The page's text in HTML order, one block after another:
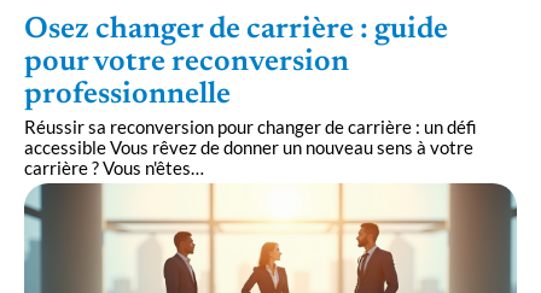
Osez changer de carrière : guide
pour votre reconversion
professionnelle
Réussir sa reconversion pour changer de carrière : un défi
accessible Vous rêvez de donner un nouveau sens à votre
carrière ? Vous n'êtes…